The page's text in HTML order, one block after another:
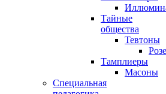
Тайные
общества
Тевтоны
Тамплиеры
Масоны
Специальная